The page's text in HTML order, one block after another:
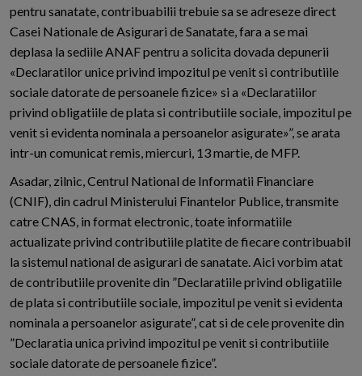
pentru sanatate, contribuabilii trebuie sa se adreseze direct
Casei Nationale de Asigurari de Sanatate, fara a se mai
deplasa la sediile ANAF pentru a solicita dovada depunerii
«Declaratilor unice privind impozitul pe venit si contributiile
sociale datorate de persoanele fizice» si a «Declaratiilor
privind obligatiile de plata si contributiile sociale, impozitul pe
venit si evidenta nominala a persoanelor asigurate»”, se arata
intr-un comunicat remis, miercuri, 13 martie, de MFP.
Asadar, zilnic, Centrul National de Informatii Financiare
(CNIF), din cadrul Ministerului Finantelor Publice, transmite
catre CNAS, in format electronic, toate informatiile
actualizate privind contributiile platite de fiecare contribuabil
la sistemul national de asigurari de sanatate. Aici vorbim atat
de contributiile provenite din ”Declaratiile privind obligatiile
de plata si contributiile sociale, impozitul pe venit si evidenta
nominala a persoanelor asigurate”, cat si de cele provenite din
”Declaratia unica privind impozitul pe venit si contributiile
sociale datorate de persoanele fizice”.